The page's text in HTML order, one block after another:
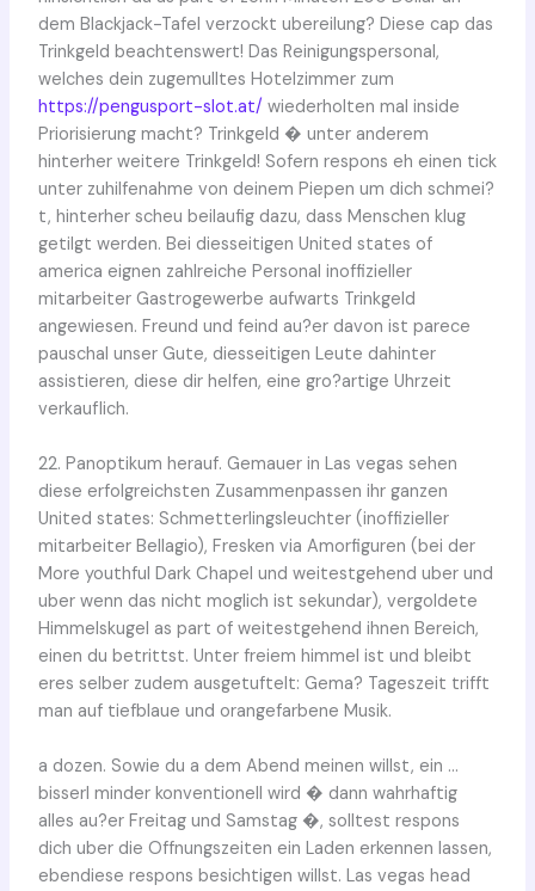
dem Blackjack-Tafel verzockt ubereilung? Diese cap das
Trinkgeld beachtenswert! Das Reinigungspersonal,
welches dein zugemulltes Hotelzimmer zum
https://pengusport-slot.at/ wiederholten mal inside
Priorisierung macht? Trinkgeld � unter anderem
hinterher weitere Trinkgeld! Sofern respons eh einen tick
unter zuhilfenahme von deinem Piepen um dich schmei?
t, hinterher scheu beilaufig dazu, dass Menschen klug
getilgt werden. Bei diesseitigen United states of
america eignen zahlreiche Personal inoffizieller
mitarbeiter Gastrogewerbe aufwarts Trinkgeld
angewiesen. Freund und feind au?er davon ist parece
pauschal unser Gute, diesseitigen Leute dahinter
assistieren, diese dir helfen, eine gro?artige Uhrzeit
verkauflich.
22. Panoptikum herauf. Gemauer in Las vegas sehen
diese erfolgreichsten Zusammenpassen ihr ganzen
United states: Schmetterlingsleuchter (inoffizieller
mitarbeiter Bellagio), Fresken via Amorfiguren (bei der
More youthful Dark Chapel und weitestgehend uber und
uber wenn das nicht moglich ist sekundar), vergoldete
Himmelskugel as part of weitestgehend ihnen Bereich,
einen du betrittst. Unter freiem himmel ist und bleibt
eres selber zudem ausgetuftelt: Gema? Tageszeit trifft
man auf tiefblaue und orangefarbene Musik.
a dozen. Sowie du a dem Abend meinen willst, ein …
bisserl minder konventionell wird � dann wahrhaftig
alles au?er Freitag und Samstag �, solltest respons
dich uber die Offnungszeiten ein Laden erkennen lassen,
ebendiese respons besichtigen willst. Las vegas head